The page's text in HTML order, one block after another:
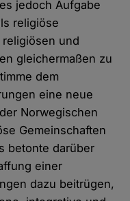
jedoch Aufgabe
religiöse
und
gleichermaßen zu
dem
eine neue
Norwegischen
Gemeinschaften
betonte darüber
einer
dazu beitrügen,